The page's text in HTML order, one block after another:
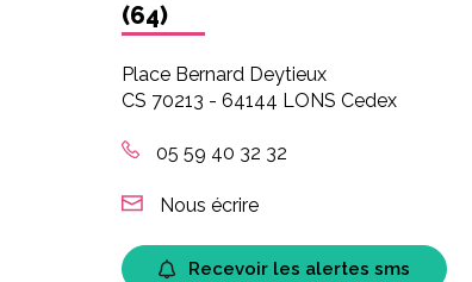
(64)
Place Bernard Deytieux
CS 70213 - 64144 LONS Cedex
05 59 40 32 32
Nous écrire
Recevoir les alertes sms